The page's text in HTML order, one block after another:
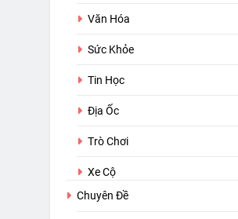
Văn Hóa
Sức Khỏe
Tin Học
Địa Ốc
Trò Chơi
Xe Cộ
Chuyên Đề